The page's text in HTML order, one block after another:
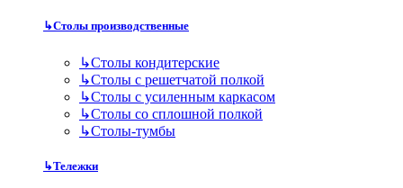
↳Столы производственные
↳Столы кондитерские
↳Столы с решетчатой полкой
↳Столы с усиленным каркасом
↳Столы со сплошной полкой
↳Столы-тумбы
↳Тележки